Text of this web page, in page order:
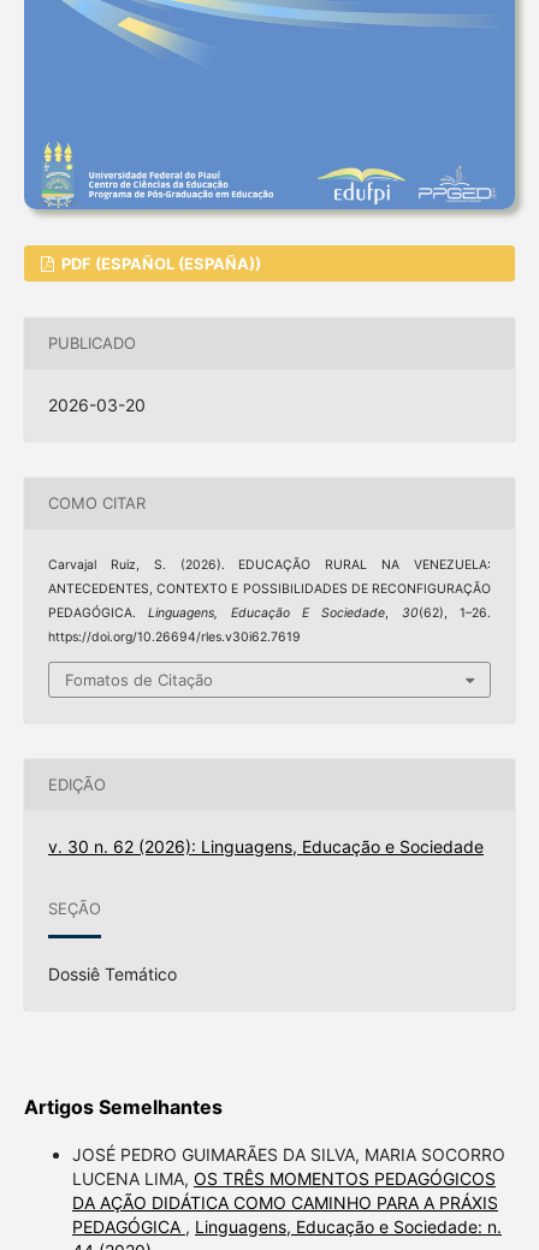
PDF (ESPAÑOL (ESPAÑA))
PUBLICADO
2026-03-20
COMO CITAR
Carvajal Ruiz, S. (2026). EDUCAÇÃO RURAL NA VENEZUELA:
ANTECEDENTES, CONTEXTO E POSSIBILIDADES DE RECONFIGURAÇÃO
PEDAGÓGICA.Linguagens, Educação E Sociedade, 30(62), 1–26.
https://doi.org/10.26694/rles.v30i62.7619
Fomatos de Citação
EDIÇÃO
v. 30 n. 62 (2026): Linguagens, Educação e Sociedade
SEÇÃO
Dossiê Temático
Artigos Semelhantes
JOSÉ PEDRO GUIMARÃES DA SILVA, MARIA SOCORRO
LUCENA LIMA, OS TRÊS MOMENTOS PEDAGÓGICOS
DA AÇÃO DIDÁTICA COMO CAMINHO PARA A PRÁXIS
PEDAGÓGICA , Linguagens, Educação e Sociedade: n.